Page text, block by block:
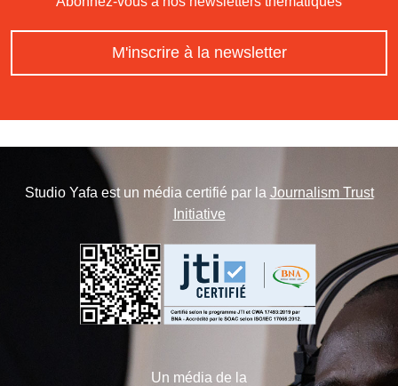
M'inscrire à la newsletter
Studio Yafa est un média certifié par la Journalism Trust
Initiative
Un média de la